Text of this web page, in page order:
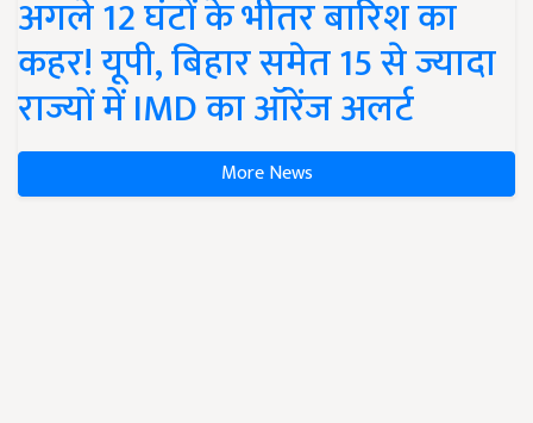
अगले 12 घंटों के भीतर बारिश का
कहर! यूपी, बिहार समेत 15 से ज्यादा
राज्यों में IMD का ऑरेंज अलर्ट
More News